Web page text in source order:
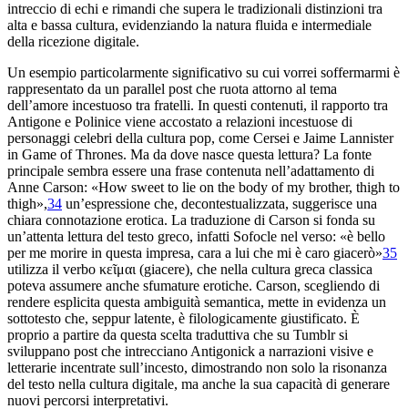
intreccio di echi e rimandi che supera le tradizionali distinzioni tra
alta e bassa cultura, evidenziando la natura fluida e intermediale
della ricezione digitale.
Un esempio particolarmente significativo su cui vorrei soffermarmi è
rappresentato da un parallel post che ruota attorno al tema
dell’amore incestuoso tra fratelli. In questi contenuti, il rapporto tra
Antigone e Polinice viene accostato a relazioni incestuose di
personaggi celebri della cultura pop, come Cersei e Jaime Lannister
in Game of Thrones. Ma da dove nasce questa lettura? La fonte
principale sembra essere una frase contenuta nell’adattamento di
Anne Carson: «How sweet to lie on the body of my brother, thigh to
thigh»,34 un’espressione che, decontestualizzata, suggerisce una
chiara connotazione erotica. La traduzione di Carson si fonda su
un’attenta lettura del testo greco, infatti Sofocle nel verso: «è bello
per me morire in questa impresa, cara a lui che mi è caro giacerò»35
utilizza il verbo κεῖμαι (giacere), che nella cultura greca classica
poteva assumere anche sfumature erotiche. Carson, scegliendo di
rendere esplicita questa ambiguità semantica, mette in evidenza un
sottotesto che, seppur latente, è filologicamente giustificato. È
proprio a partire da questa scelta traduttiva che su Tumblr si
sviluppano post che intrecciano Antigonick a narrazioni visive e
letterarie incentrate sull’incesto, dimostrando non solo la risonanza
del testo nella cultura digitale, ma anche la sua capacità di generare
nuovi percorsi interpretativi.